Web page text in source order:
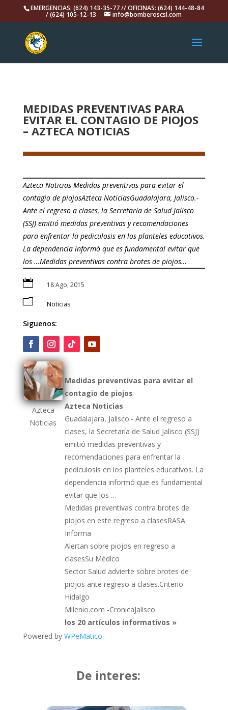
EMERGENCIAS: (624) 143-35-77 // OFICINAS: (624) 144-48-84
/ (624) 105-12-13 info@bomberoscsl.com
MEDIDAS PREVENTIVAS PARA
EVITAR EL CONTAGIO DE PIOJOS
– AZTECA NOTICIAS
Azteca Noticias Medidas preventivas para evitar el
contagio de piojosAzteca NoticiasGuadalajara, Jalisco.-
Ante el regreso a clases, la Secretaría de Salud Jalisco
(SSJ) emitió medidas preventivas y recomendaciones
para enfrentar la pediculosis en los planteles educativos.
La dependencia informó que es fundamental evitar que
los …Medidas preventivas contra brotes de piojos…
 18 Ago, 2015
m Noticias
Siguenos:
Azteca
Noticias
Medidas preventivas para evitar el
contagio de piojos
Azteca Noticias
Guadalajara, Jalisco.- Ante el regreso a
clases, la Secretaría de Salud Jalisco (SSJ)
emitió medidas preventivas y
recomendaciones para enfrentar la
pediculosis en los planteles educativos. La
dependencia informó que es fundamental
evitar que los …
Medidas preventivas contra brotes de
piojos en este regreso a clasesRASA
Informa
Alertan sobre piojos en regreso a
clasesSu Médico
Sector Salud advierte sobre brotes de
piojos ante regreso a clases.Criterio
Hidalgo
Milenio.com -CronicaJalisco
los 20 artículos informativos »
Powered by WPeMatico
De interes: